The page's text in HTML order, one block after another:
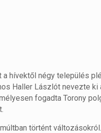
hívektől négy település
Haller Lászlót nevezte ki
fogadta Torony
történt